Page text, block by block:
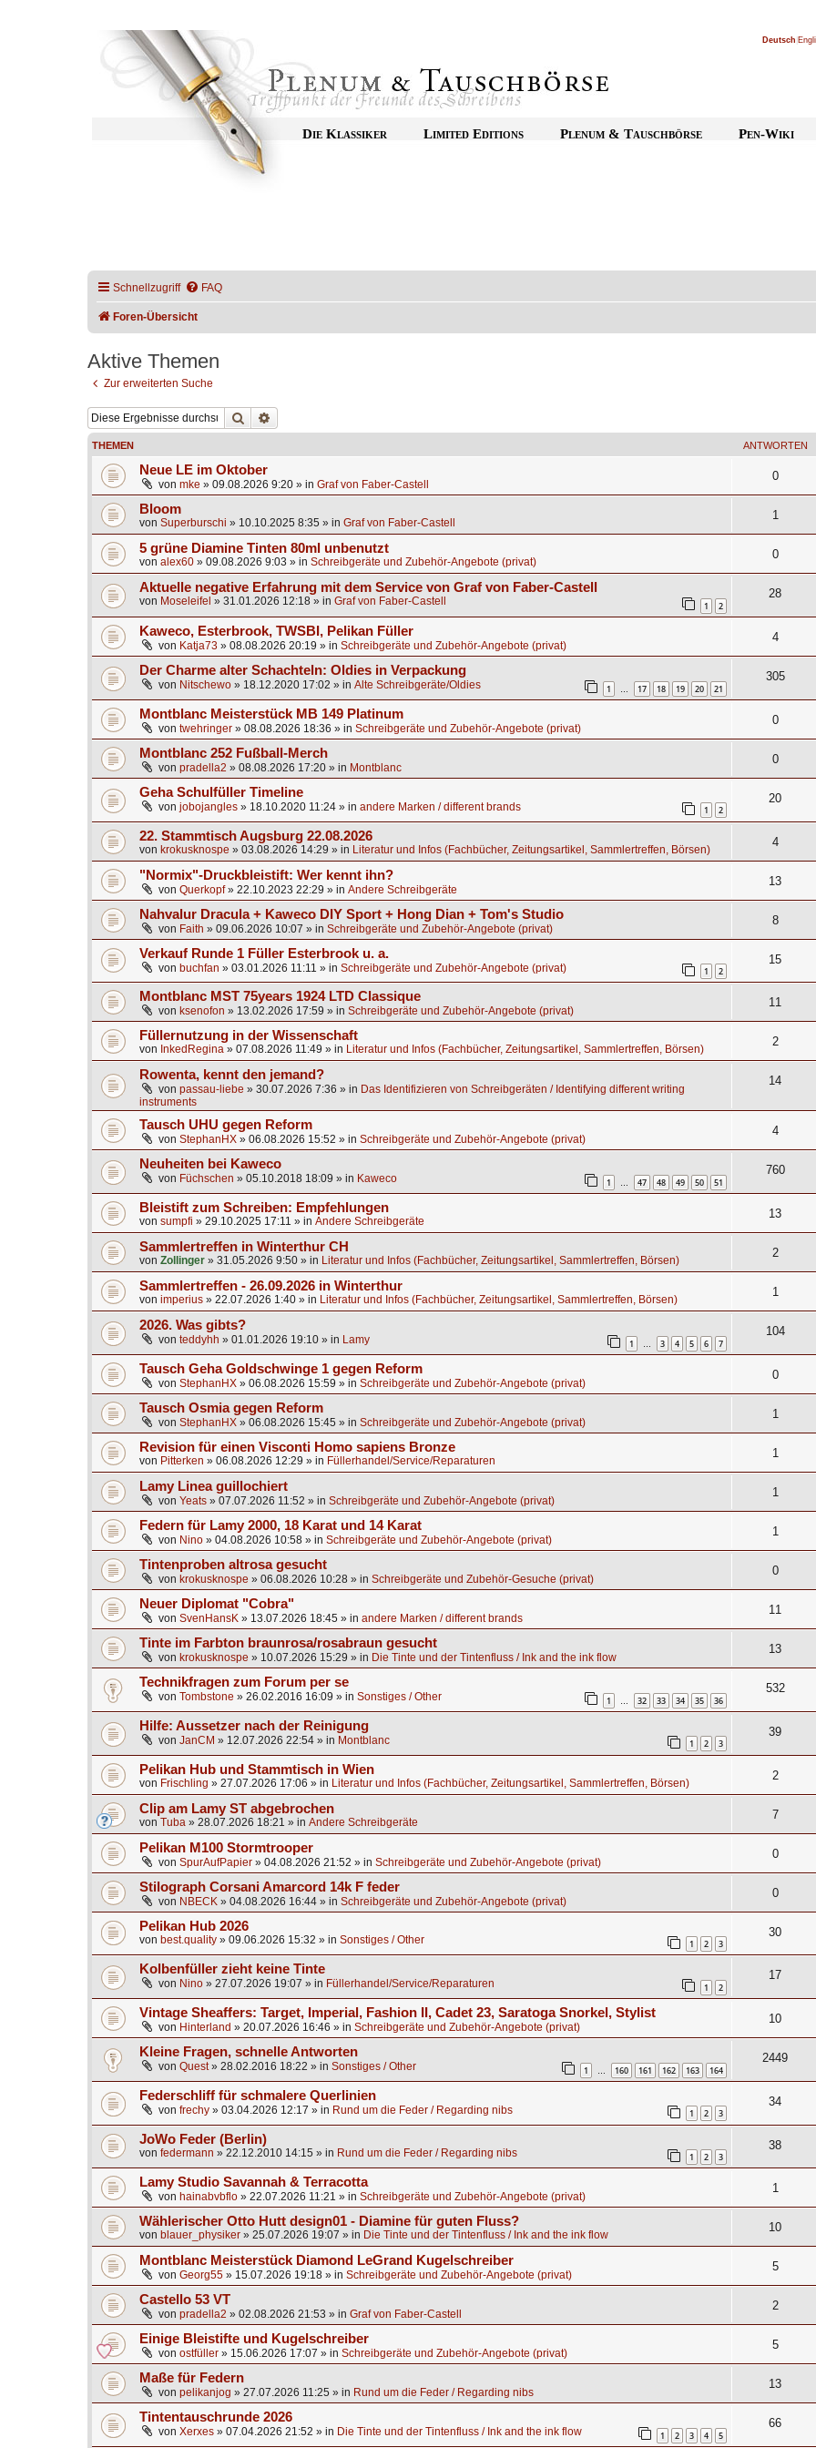
Deutsch
Die Klassiker Limited Editions Plenum & Tauschbörse Pen-Wiki
Schnellzugriff FAQ
Foren-Übersicht
Aktive Themen
Zur erweiterten Suche
Suche
THEMEN ANTWORTEN
Neue LE im Oktober
von mke » 09.08.2026 9:20 » in Graf von Faber-Castell
0
Bloom
von Superburschi » 10.10.2025 8:35 » in Graf von Faber-Castell
1
5 grüne Diamine Tinten 80ml unbenutzt
von alex60 » 09.08.2026 9:03 » in Schreibgeräte und Zubehör-Angebote (privat)
0
Aktuelle negative Erfahrung mit dem Service von Graf von Faber-Castell
von Moseleifel » 31.01.2026 12:18 » in Graf von Faber-Castell 1 2
28
Kaweco, Esterbrook, TWSBI, Pelikan Füller
von Katja73 » 08.08.2026 20:19 » in Schreibgeräte und Zubehör-Angebote (privat)
4
Der Charme alter Schachteln: Oldies in Verpackung
von Nitschewo » 18.12.2020 17:02 » in Alte Schreibgeräte/Oldies 1 17 18 19 20 21
305
Montblanc Meisterstück MB 149 Platinum
von twehringer » 08.08.2026 18:36 » in Schreibgeräte und Zubehör-Angebote (privat)
0
Montblanc 252 Fußball-Merch
von pradella2 » 08.08.2026 17:20 » in Montblanc
0
Geha Schulfüller Timeline
von jobojangles » 18.10.2020 11:24 » in andere Marken / different brands 1 2
20
22. Stammtisch Augsburg 22.08.2026
von krokusknospe » 03.08.2026 14:29 » in Literatur und Infos (Fachbücher, Zeitungsartikel, Sammlertreffen, Börsen)
4
"Normix"-Druckbleistift: Wer kennt ihn?
von Querkopf» 22.10.2023 22:29 » in Andere Schreibgeräte
13
Nahvalur Dracula + Kaweco DIY Sport + Hong Dian + Tom's Studio
von Faith » 09.06.2026 10:07 » in Schreibgeräte und Zubehör-Angebote (privat)
8
Verkauf Runde 1 Füller Esterbrook u. a.
von buchfan » 03.01.2026 11:11 » in Schreibgeräte und Zubehör-Angebote (privat) 1 2
15
Montblanc MST 75years 1924 LTD Classique
von ksenofon » 13.02.2026 17:59 » in Schreibgeräte und Zubehör-Angebote (privat)
11
Füllernutzung in der Wissenschaft
von InkedRegina » 07.08.2026 11:49 » in Literatur und Infos (Fachbücher, Zeitungsartikel, Sammlertreffen, Börsen)
2
Rowenta, kennt den jemand?
von passau-liebe » 30.07.2026 7:36 » in Das Identifizieren von Schreibgeräten / Identifying different writing
instruments
14
Tausch UHU gegen Reform
von StephanHX » 06.08.2026 15:52 » in Schreibgeräte und Zubehör-Angebote (privat)
4
Neuheiten bei Kaweco
von Füchschen » 05.10.2018 18:09 » in Kaweco 1 … 47 48 49 50 51
760
Bleistift zum Schreiben: Empfehlungen
von sumpfi » 29.10.2025 17:11 » in Andere Schreibgeräte
13
Sammlertreffen in Winterthur CH
von Zollinger » 31.05.2026 9:50 » in Literatur und Infos (Fachbücher, Zeitungsartikel, Sammlertreffen, Börsen)
2
Sammlertreffen - 26.09.2026 in Winterthur
von imperius » 22.07.2026 1:40 » in Literatur und Infos (Fachbücher, Zeitungsartikel, Sammlertreffen, Börsen)
1
2026. Was gibts?
von teddyhh » 01.01.2026 19:10 » in Lamy 1 3 4 5 6 7
104
Tausch Geha Goldschwinge 1 gegen Reform
von StephanHX » 06.08.2026 15:59 » in Schreibgeräte und Zubehör-Angebote (privat)
0
Tausch Osmia gegen Reform
von StephanHX » 06.08.2026 15:45 » in Schreibgeräte und Zubehör-Angebote (privat)
1
Revision für einen Visconti Homo sapiens Bronze
von Pitterken » 06.08.2026 12:29 » in Füllerhandel/Service/Reparaturen
1
Lamy Linea guillochiert
von Yeats » 07.07.2026 11:52 » in Schreibgeräte und Zubehör-Angebote (privat)
1
Federn für Lamy 2000, 18 Karat und 14 Karat
von Nino » 04.08.2026 10:58 » in Schreibgeräte und Zubehör-Angebote (privat)
1
Tintenproben altrosa gesucht
von krokusknospe » 06.08.2026 10:28 » in Schreibgeräte und Zubehör-Gesuche (privat)
0
Neuer Diplomat "Cobra"
von SvenHansK » 13.07.2026 18:45 » in andere Marken / different brands
11
Tinte im Farbton braunrosa/rosabraun gesucht
von krokusknospe » 10.07.2026 15:29 » in Die Tinte und der Tintenfluss / Ink and the ink flow
13
Technikfragen zum Forum per se
von Tombstone » 26.02.2016 16:09 » in Sonstiges / Other 1 32 33 34 35 36
532
Hilfe: Aussetzer nach der Reinigung
von JanCM » 12.07.2026 22:54 » in Montblanc 1 2 3
39
Pelikan Hub und Stammtisch in Wien
von Frischling » 27.07.2026 17:06 » in Literatur und Infos (Fachbücher, Zeitungsartikel, Sammlertreffen, Börsen)
2
Clip am Lamy ST abgebrochen
von Tuba » 28.07.2026 18:21 » in Andere Schreibgeräte
7
Pelikan M100 Stormtrooper
von SpurAufPapier » 04.08.2026 21:52 » in Schreibgeräte und Zubehör-Angebote (privat)
0
Stilograph Corsani Amarcord 14k F feder
von NBECK » 04.08.2026 16:44 » in Schreibgeräte und Zubehör-Angebote (privat)
0
Pelikan Hub 2026
von best.quality » 09.06.2026 15:32 » in Sonstiges / Other 1 2 3
30
Kolbenfüller zieht keine Tinte
von Nino » 27.07.2026 19:07 » in Füllerhandel/Service/Reparaturen 1 2
17
Vintage Sheaffers: Target, Imperial, Fashion II, Cadet 23, Saratoga Snorkel, Stylist
von Hinterland » 20.07.2026 16:46 » in Schreibgeräte und Zubehör-Angebote (privat)
10
Kleine Fragen, schnelle Antworten
von Quest» 28.02.2016 18:22 » in Sonstiges / Other 1 160 161 162 163 164
2449
Federschliff für schmalere Querlinien
von frechy » 03.04.2026 12:17 » in Rund um die Feder / Regarding nibs 1 2 3
34
JoWo Feder (Berlin)
von federmann » 22.12.2010 14:15 » in Rund um die Feder / Regarding nibs 1 2 3
38
Lamy Studio Savannah & Terracotta
von hainabvbflo » 22.07.2026 11:21 » in Schreibgeräte und Zubehör-Angebote (privat)
1
Wählerischer Otto Hutt design01 - Diamine für guten Fluss?
von blauer_physiker » 25.07.2026 19:07 » in Die Tinte und der Tintenfluss / Ink and the ink flow
10
Montblanc Meisterstück Diamond LeGrand Kugelschreiber
von Georg55 » 15.07.2026 19:18 » in Schreibgeräte und Zubehör-Angebote (privat)
5
Castello 53 VT
von pradella2 » 02.08.2026 21:53 » in Graf von Faber-Castell
2
Einige Bleistifte und Kugelschreiber
von ostfüller » 15.06.2026 17:07 » in Schreibgeräte und Zubehör-Angebote (privat)
5
Maße für Federn
von pelikanjog » 27.07.2026 11:25 » in Rund um die Feder / Regarding nibs
13
Tintentauschrunde 2026
von Xerxes » 07.04.2026 21:52 » in Die Tinte und der Tintenfluss / Ink and the ink flow 1 2 3 4 5
66